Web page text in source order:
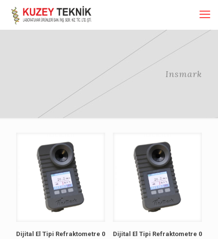
Insmark
Dijital El Tipi Refraktometre 0
Dijital El Tipi Refraktometre 0